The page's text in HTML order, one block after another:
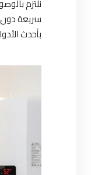
نلتزم
سريعة دون
بأحدث